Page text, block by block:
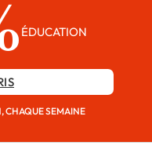
ÉDUCATION
CHAQUE SEMAINE